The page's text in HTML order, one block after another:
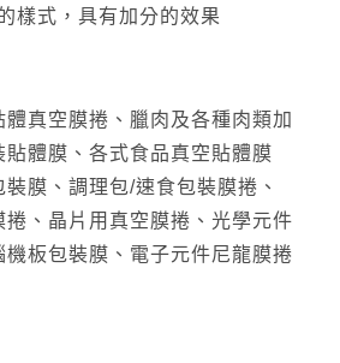
樣式，具有加分的效果
真空膜捲、臘肉及各種肉類加
貼體膜、各式食品真空貼體膜
膜、調理包/速食包裝膜捲、
、晶片用真空膜捲、光學元件
機板包裝膜、電子元件尼龍膜捲